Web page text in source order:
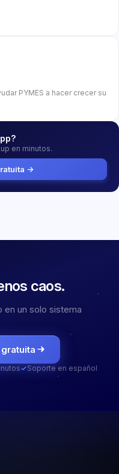
PYMES a hacer crecer su
en minutos.
→
caos.
un solo sistema
✓Soporte en español